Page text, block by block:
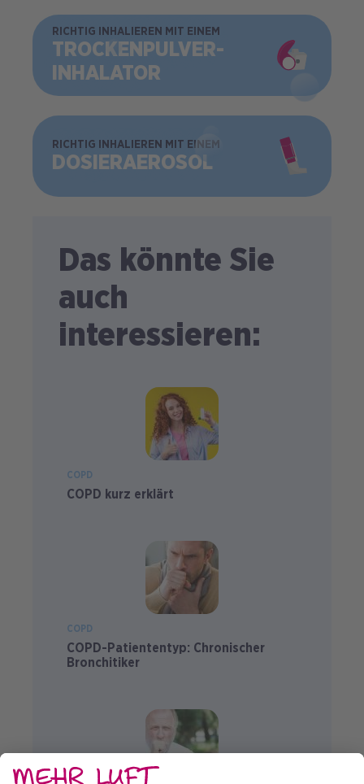
BILD
RICHTIG INHALIEREN MIT EINEM
TROCKEN­PULVER­
INHALATOR
BILD
RICHTIG INHALIEREN MIT EINEM
DOSIER­AEROSOL
Das könnte Sie
auch
interessieren:
COPD
COPD kurz erklärt
COPD
COPD-Patiententyp: Chronischer
Bronchitiker